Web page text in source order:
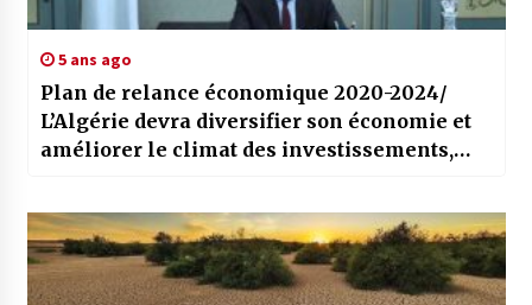
5 ans ago
Plan de relance économique 2020-2024/
L’Algérie devra diversifier son économie et
améliorer le climat des investissements,